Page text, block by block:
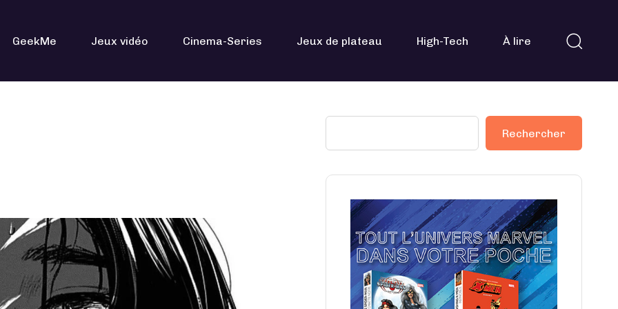
GeekMe Jeux vidéo Cinema-Series Jeux de plateau High-Tech À lire
Rechercher
Rechercher